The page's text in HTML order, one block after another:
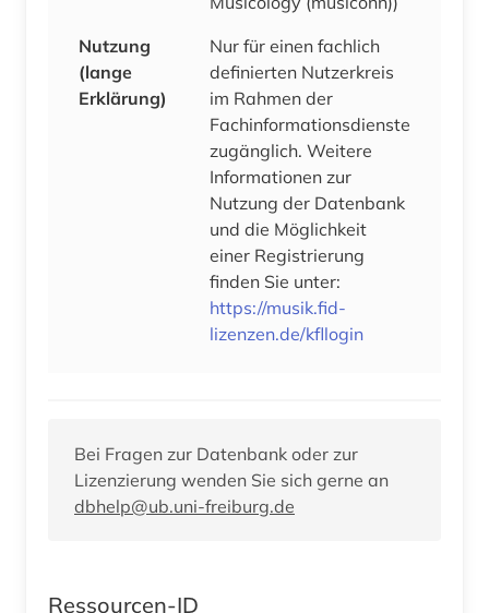
Nutzung
(lange
Erklärung)
Nur für einen fachlich
definierten Nutzerkreis
im Rahmen der
Fachinformationsdienste
zugänglich. Weitere
Informationen zur
Nutzung der Datenbank
und die Möglichkeit
einer Registrierung
finden Sie unter:
https://musik.fid-
lizenzen.de/kfllogin
Bei Fragen zur Datenbank oder zur
Lizenzierung wenden Sie sich gerne an
dbhelp@ub.uni-freiburg.de
Ressourcen-ID